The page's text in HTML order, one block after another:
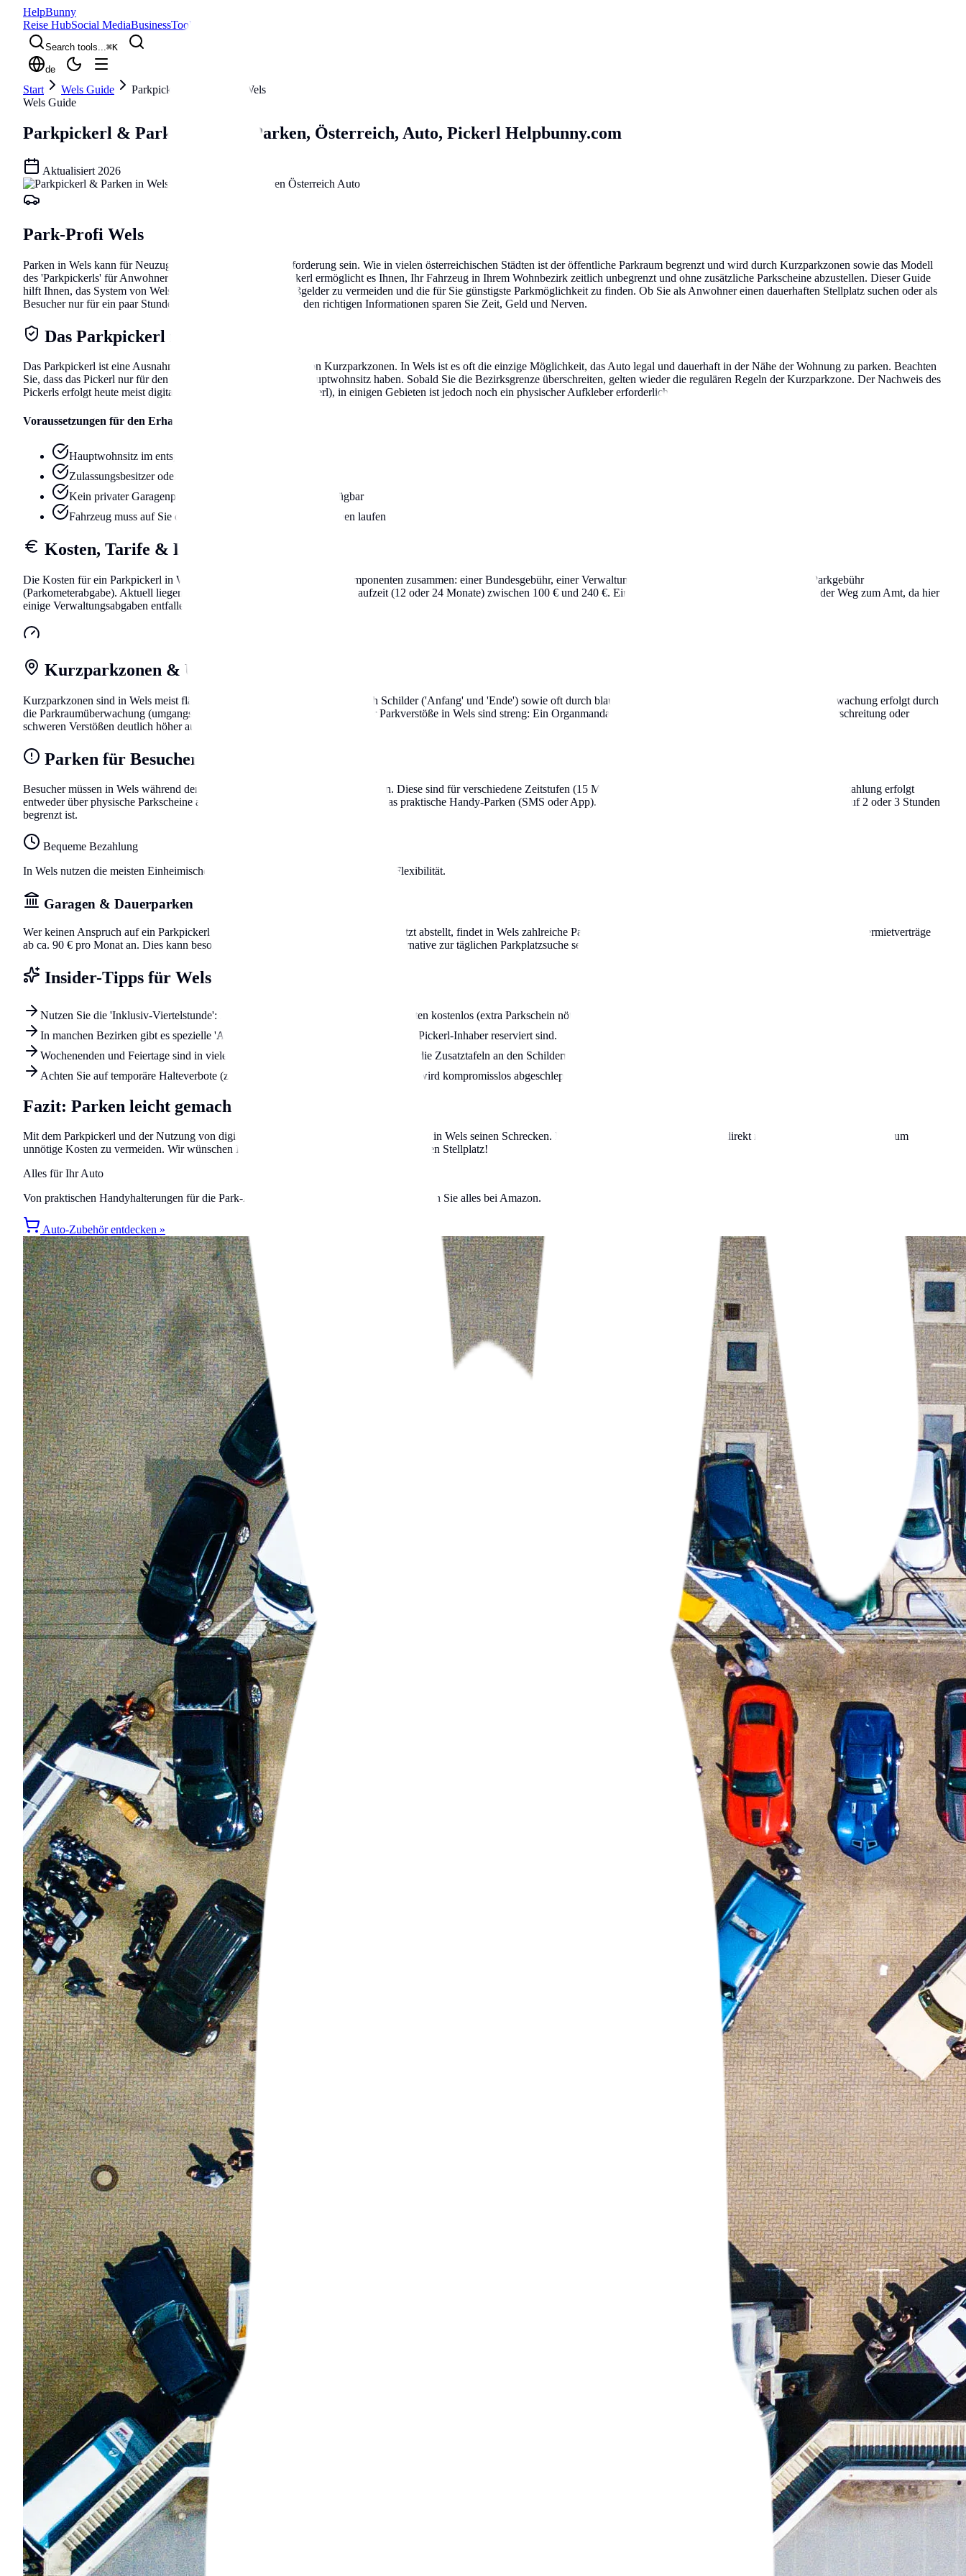
HelpBunny
Reise HubSocial MediaBusinessTools
Search tools...⌘K
de
Start Wels Guide
Parkpickerl & Parken in Wels
Wels Guide
Parkpickerl & Parken in Wels Parken, Österreich, Auto, Pickerl Helpbunny.com
Aktualisiert 2026
Park-Profi Wels
Parken in Wels kann für Neuzugezogene eine echte Herausforderung sein. Wie in vielen österreichischen Städten ist der öffentliche Parkraum begrenzt und wird durch Kurzparkzonen sowie das Modell
des 'Parkpickerls' für Anwohner bewirtschaftet. Das Parkpickerl ermöglicht es Ihnen, Ihr Fahrzeug in Ihrem Wohnbezirk zeitlich unbegrenzt und ohne zusätzliche Parkscheine abzustellen. Dieser Guide
hilft Ihnen, das System von Wels zu durchschauen, hohe Bußgelder zu vermeiden und die für Sie günstigste Parkmöglichkeit zu finden. Ob Sie als Anwohner einen dauerhaften Stellplatz suchen oder als
Besucher nur für ein paar Stunden in die Stadt kommen – mit den richtigen Informationen sparen Sie Zeit, Geld und Nerven.
Das Parkpickerl für Anwohner
Das Parkpickerl ist eine Ausnahmebewilligung für Bewohner von Kurzparkzonen. In Wels ist es oft die einzige Möglichkeit, das Auto legal und dauerhaft in der Nähe der Wohnung zu parken. Beachten
Sie, dass das Pickerl nur für den Bezirk gilt, in dem Sie Ihren Hauptwohnsitz haben. Sobald Sie die Bezirksgrenze überschreiten, gelten wieder die regulären Regeln der Kurzparkzone. Der Nachweis des
Pickerls erfolgt heute meist digital über das Kennzeichen (E-Pickerl), in einigen Gebieten ist jedoch noch ein physischer Aufkleber erforderlich.
Voraussetzungen für den Erhalt
Hauptwohnsitz im entsprechenden Stadtbezirk/Zone
Zulassungsbesitzer oder Leasingnehmer des Fahrzeugs
Kein privater Garagenplatz zu einem zumutbaren Preis verfügbar
Fahrzeug muss auf Sie oder als Firmenwagen auf Ihren Namen laufen
Kosten, Tarife & Laufzeiten
Die Kosten für ein Parkpickerl in Wels setzen sich aus verschiedenen Komponenten zusammen: einer Bundesgebühr, einer Verwaltungsabgabe der Stadt und der eigentlichen Parkgebühr
(Parkometerabgabe). Aktuell liegen die Gesamtkosten je nach Stadt und Laufzeit (12 oder 24 Monate) zwischen 100 € und 240 €. Eine Online-Beantragung ist oft günstiger als der Weg zum Amt, da hier
einige Verwaltungsabgaben entfallen.
Kurzparkzonen & Überwachung
Kurzparkzonen sind in Wels meist flächendeckend eingerichtet. Sie sind durch Schilder ('Anfang' und 'Ende') sowie oft durch blaue Bodenmarkierungen gekennzeichnet. Die Überwachung erfolgt durch
die Parkraumüberwachung (umgangssprachlich 'Parksheriffs'). Die Strafen für Parkverstöße in Wels sind streng: Ein Organmandat kostet meist 36 €, kann aber bei längerer Zeitüberschreitung oder
schweren Verstößen deutlich höher ausfallen.
Parken für Besucher & Gäste
Besucher müssen in Wels während der Bewirtschaftungszeiten Parkscheine lösen. Diese sind für verschiedene Zeitstufen (15 Min., 30 Min., 1 Std., 1,5 Std., 2 Std.) erhältlich. Die Bezahlung erfolgt
entweder über physische Parkscheine aus Trafiken oder Automaten sowie über das praktische Handy-Parken (SMS oder App). Achte genau auf die maximale Parkdauer, da diese oft auf 2 oder 3 Stunden
begrenzt ist.
Bequeme Bezahlung
In Wels nutzen die meisten Einheimischen Apps wie 'Handyparken' für maximale Flexibilität.
Garagen & Dauerparken
Wer keinen Anspruch auf ein Parkpickerl hat oder sein Auto lieber witterungsgeschützt abstellt, findet in Wels zahlreiche Parkhäuser und Tiefgaragen. Viele Anbieter bieten attraktive Dauermietverträge
ab ca. 90 € pro Monat an. Dies kann besonders in der Innenstadt eine stressfreie Alternative zur täglichen Parkplatzsuche sein.
Insider-Tipps für Wels
Nutzen Sie die 'Inklusiv-Viertelstunde': In vielen Zonen ist das Parken für 15 Minuten kostenlos (extra Parkschein nötig!).
In manchen Bezirken gibt es spezielle 'Anwohnerparkplätze', die ausschließlich für Pickerl-Inhaber reserviert sind.
Wochenenden und Feiertage sind in vielen Zonen gebührenfrei – prüfen Sie immer die Zusatztafeln an den Schildern.
Achten Sie auf temporäre Halteverbote (z.B. wegen Baustellen oder Märkten), hier wird kompromisslos abgeschleppt.
Fazit: Parken leicht gemacht
Mit dem Parkpickerl und der Nutzung von digitalen Park-Apps verliert das Thema Parken in Wels seinen Schrecken. Beantragen Sie Ihr Pickerl am besten direkt nach der Wohnsitzanmeldung, um
unnötige Kosten zu vermeiden. Wir wünschen Ihnen eine gute Fahrt und immer einen freien Stellplatz!
Alles für Ihr Auto
Von praktischen Handyhalterungen für die Park-App bis hin zu Notfall-Ausrüstung – finden Sie alles bei Amazon.
Auto-Zubehör entdecken »